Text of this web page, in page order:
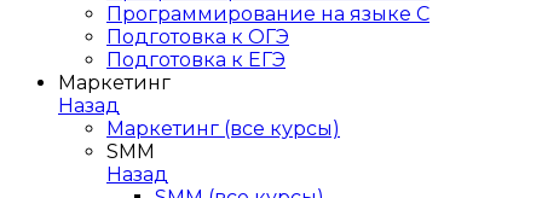
Программирование на языке C
Подготовка к ОГЭ
Подготовка к ЕГЭ
Маркетинг
Назад
Маркетинг (все курсы)
SMM
Назад